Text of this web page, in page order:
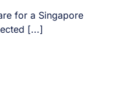
for a Singapore
[...]